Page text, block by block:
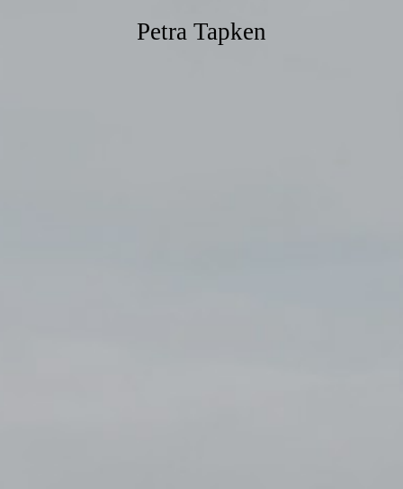
Petra Tapken